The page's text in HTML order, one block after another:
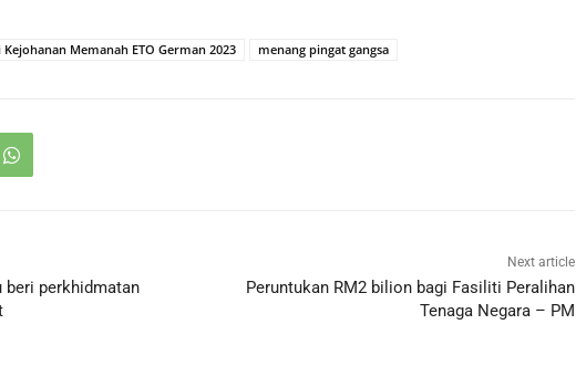
Kejohanan Memanah ETO German 2023 menang pingat gangsa
beri perkhidmatan
Next article
Peruntukan RM2 bilion bagi Fasiliti Peralihan
Tenaga Negara – PM